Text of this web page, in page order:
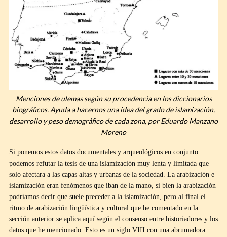
Menciones de ulemas según su procedencia en los diccionarios
biográficos. Ayuda a hacernos una idea del grado de islamización,
desarrollo y peso demográfico de cada zona, por Eduardo Manzano
Moreno
Si ponemos estos datos documentales y arqueológicos en conjunto
podemos refutar la tesis de una islamización muy lenta y limitada que
solo afectara a las capas altas y urbanas de la sociedad. La arabización e
islamización eran fenómenos que iban de la mano, si bien la arabización
podríamos decir que suele preceder a la islamización, pero al final el
ritmo de arabización lingüística y cultural que he comentado en la
sección anterior se aplica aquí según el consenso entre historiadores y los
datos que he mencionado. Esto es un siglo VIII con una abrumadora